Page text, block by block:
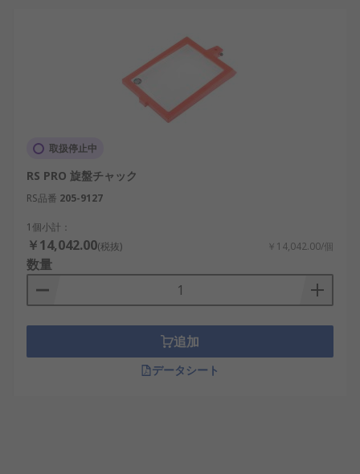
取扱停止中
RS PRO 旋盤チャック
RS品番 205-9127
1個小計：
￥14,042.00(税抜) ￥14,042.00/個
数量
追加
データシート